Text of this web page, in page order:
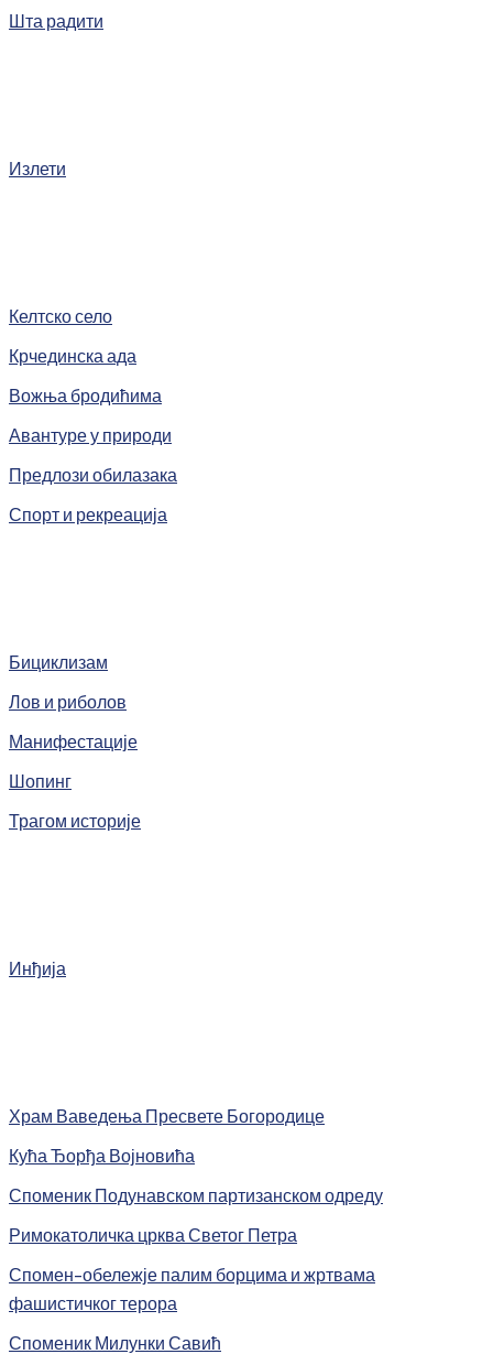
Шта радити
Излети
Келтско село
Крчединска ада
Вожња бродићима
Авантуре у природи
Предлози обилазака
Спорт и рекреација
Бициклизам
Лов и риболов
Манифестације
Шопинг
Трагом историје
Инђија
Храм Ваведења Пресвете Богородице
Кућа Ђорђа Војновића
Споменик Подунавском партизанском одреду
Римокатоличка црква Светог Петра
Спомен-обележје палим борцима и жртвама
фашистичког терора
Споменик Милунки Савић